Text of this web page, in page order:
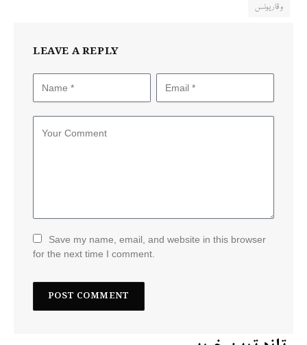
وقار یونس
LEAVE A REPLY
Save my name, email, and website in this browser
for the next time I comment.